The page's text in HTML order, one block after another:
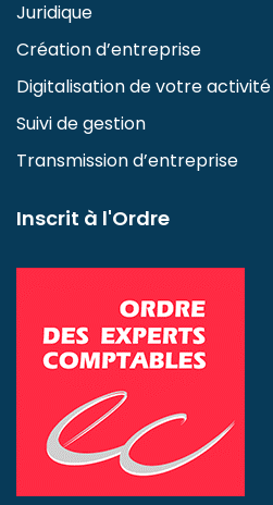
Juridique
Création d’entreprise
Digitalisation de votre activité
Suivi de gestion
Transmission d’entreprise
Inscrit à l'Ordre